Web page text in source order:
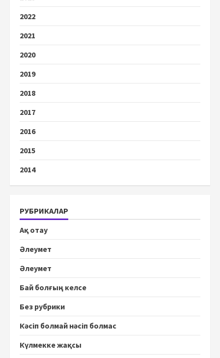
2022
2021
2020
2019
2018
2017
2016
2015
2014
РУБРИКАЛАР
Ақ отау
Әлеумет
Әлеумет
Бай болғың келсе
Без рубрики
Кәсіп болмай нәсіп болмас
Күлмекке жақсы